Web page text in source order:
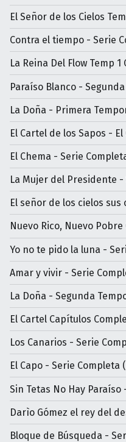
El Señor de los Cielos
Contra el tiempo - Serie
La Reina Del Flow Temp 1
Paraíso Blanco -
La Doña - Primera
El Cartel de los Sapos -
El Chema - Serie
La Mujer del Presidente -
El señor de los cielos sus
Nuevo Rico, Nuevo
Yo no te pido la luna -
Amar y vivir - Serie
La Doña - Segunda
El Cartel Capítulos
Los Canarios - Serie
El Capo - Serie
Sin Tetas No Hay Paraíso
Darìo Gómez el rey del
Bloque de Búsqueda -